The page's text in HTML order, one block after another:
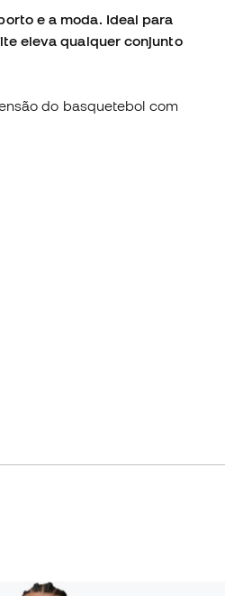
e a moda. Ideal para
eleva qualquer conjunto
do basquetebol com